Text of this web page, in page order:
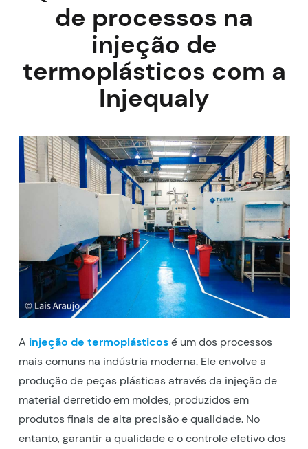
de processos na
injeção de
termoplásticos com a
Injequaly
A injeção de termoplásticosé um dos processos
mais comuns na indústria moderna. Ele envolve a
produção de peças plásticas através da injeção de
material derretido em moldes, produzidos em
produtos finais de alta precisão e qualidade. No
entanto, garantir a qualidade e o controle efetivo dos